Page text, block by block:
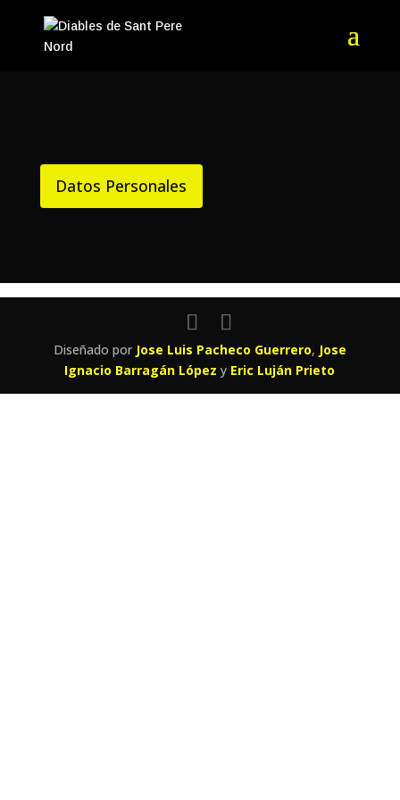
Datos Personales
Diseñado por Jose Luis Pacheco Guerrero, Jose
Ignacio Barragán Lópezy Eric Luján Prieto